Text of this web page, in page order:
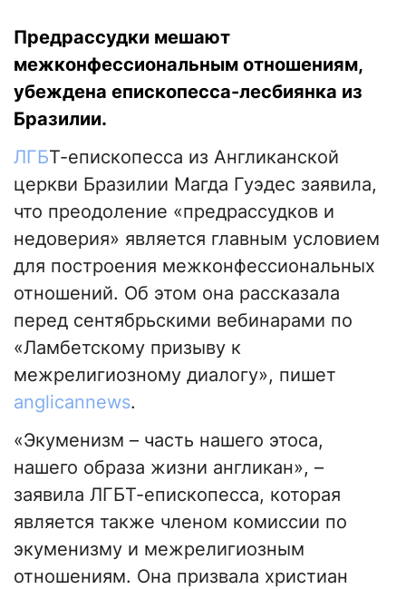
Предрассудки мешают
межконфессиональным отношениям,
убеждена епископесса-лесбиянка из
Бразилии.
ЛГБТ-епископесса из Англиканской
церкви Бразилии Магда Гуэдес заявила,
что преодоление «предрассудков и
недоверия» является главным условием
для построения межконфессиональных
отношений. Об этом она рассказала
перед сентябрьскими вебинарами по
«Ламбетскому призыву к
межрелигиозному диалогу», пишет
anglicannews.
«Экуменизм – часть нашего этоса,
нашего образа жизни англикан», –
заявила ЛГБТ-епископесса, которая
является также членом комиссии по
экуменизму и межрелигиозным
отношениям. Она призвала христиан